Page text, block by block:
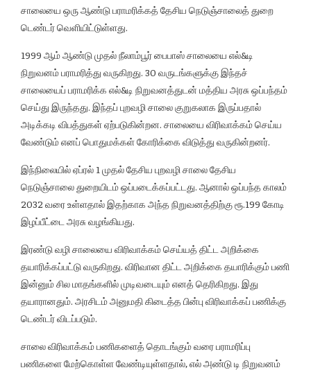
சாலையை ஒரு ஆண்டு பராமரிக்கத் தேசிய நெடுஞ்சாலைத் துறை
டெண்டர் வெளியிட்டுள்ளது.
1999 ஆம் ஆண்டு முதல் நீலாம்பூர் பைபாஸ் சாலையை எல்&டி
நிறுவனம் பராமரித்து வருகிறது. 30 வருடங்களுக்கு இந்தச்
சாலையைப் பராமரிக்க எல்&டி நிறுவனத்துடன் மத்திய அரசு ஒப்பந்தம்
செய்து இருந்தது. இந்தப் புறவழி சாலை குறுகலாக இருப்பதால்
அடிக்கடி விபத்துகள் ஏற்படுகின்றன. சாலையை விரிவாக்கம் செய்ய
வேண்டும் எனப் பொதுமக்கள் கோரிக்கை விடுத்து வருகின்றனர்.
இந்நிலையில் ஏப்ரல் 1 முதல் தேசிய புறவழி சாலை தேசிய
நெடுஞ்சாலை துறையிடம் ஒப்படைக்கப்பட்டது. ஆனால் ஒப்பந்த காலம்
2032 வரை உள்ளதால் இதற்காக அந்த நிறுவனத்திற்கு ரூ.199 கோடி
இழப்பீட்டை அரசு வழங்கியது.
இரண்டு வழி சாலையை விரிவாக்கம் செய்யத் திட்ட அறிக்கை
தயாரிக்கப்பட்டு வருகிறது. விரிவான திட்ட அறிக்கை தயாரிக்கும் பணி
இன்னும் சில மாதங்களில் முடிவடையும் எனத் தெரிகிறது. இது
தயாரானதும். அரசிடம் அனுமதி கிடைத்த பின்பு விரிவாக்கப் பணிக்கு
டெண்டர் விடப்படும்.
சாலை விரிவாக்கம் பணிகளைத் தொடங்கும் வரை பராமரிப்பு
பணிகளை மேற்கொள்ள வேண்டியுள்ளதால், எல் அண்டு டி நிறுவனம்